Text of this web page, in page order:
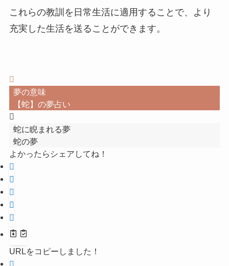
これらの教訓を日常生活に適用することで、より
充実した生活を送ることができます。
夢の意味
【蛇】の夢占い
蛇に睨まれる夢
蛇の夢
よかったらシェアしてね！
URLをコピーしました！